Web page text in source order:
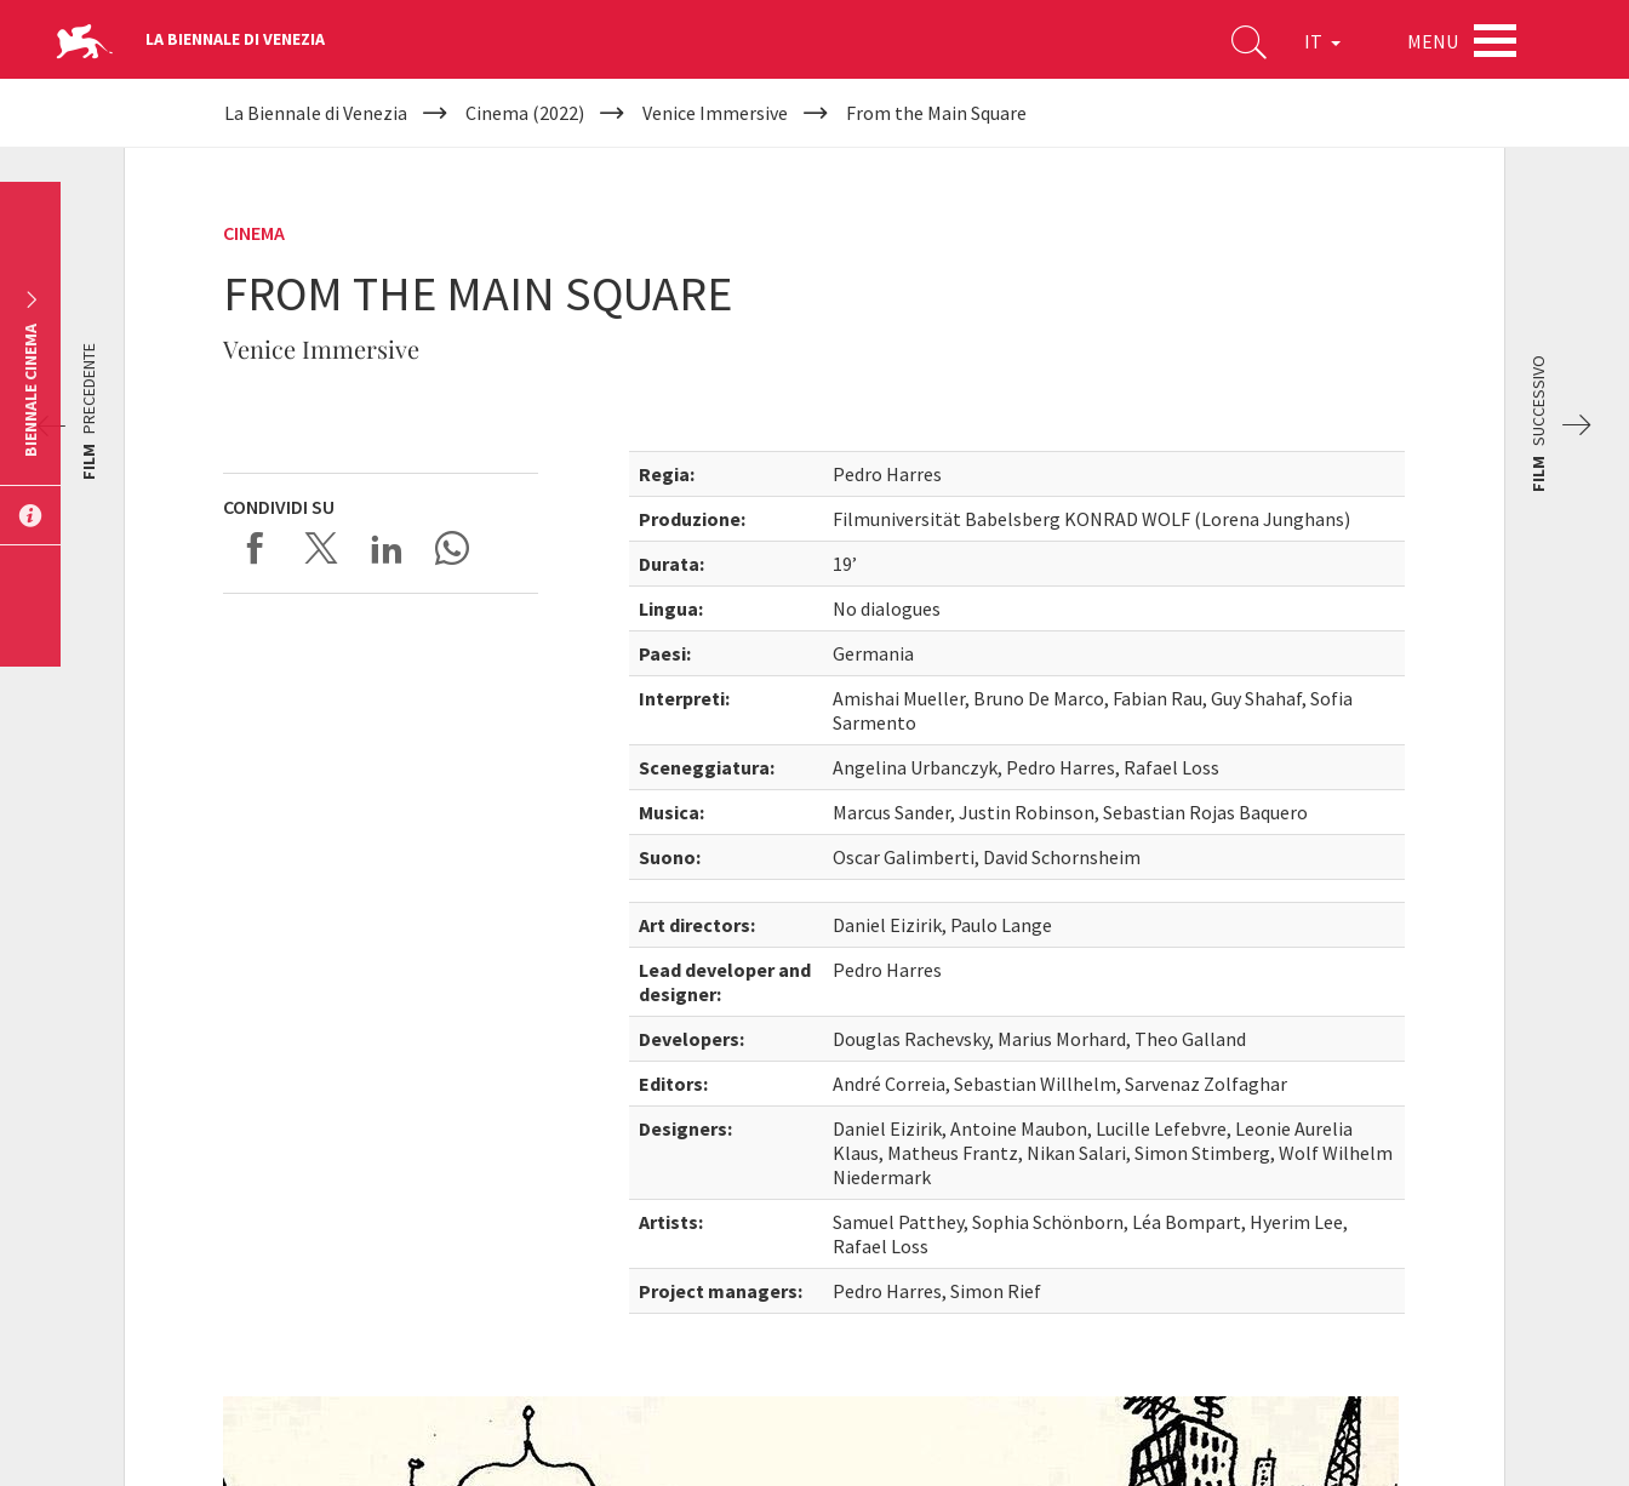
LA BIENNALE DI VENEZIA IT MENU
YOUR
La Biennale di Venezia Cinema (2022) Venice Immersive From the Main Square
CINEMA
FROM THE MAIN SQUARE
Venice Immersive
CONDIVIDI SU
Regia:
Pedro Harres
Produzione:
Filmuniversität Babelsberg KONRAD WOLF (Lorena Junghans)
Durata:
19’
Lingua:
No dialogues
Paesi:
Germania
Interpreti:
Amishai Mueller, Bruno De Marco, Fabian Rau, Guy Shahaf, Sofia
Sarmento
Sceneggiatura:
Angelina Urbanczyk, Pedro Harres, Rafael Loss
Musica:
Marcus Sander, Justin Robinson, Sebastian Rojas Baquero
Suono:
Oscar Galimberti, David Schornsheim
Art directors:
Daniel Eizirik, Paulo Lange
Lead developer and
designer:
Pedro Harres
Developers:
Douglas Rachevsky, Marius Morhard, Theo Galland
Editors:
André Correia, Sebastian Willhelm, Sarvenaz Zolfaghar
Designers:
Daniel Eizirik, Antoine Maubon, Lucille Lefebvre, Leonie Aurelia
Klaus, Matheus Frantz, Nikan Salari, Simon Stimberg, Wolf Wilhelm
Niedermark
Artists:
Samuel Patthey, Sophia Schönborn, Léa Bompart, Hyerim Lee,
Rafael Loss
Project managers:
Pedro Harres, Simon Rief
FILM
SUCCESSIVO
FILM
PRECEDENTE
BIENNALE CINEMA